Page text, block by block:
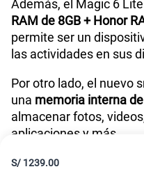
América Móvil Perú S.A.C. |
Todos los derechos
Términos y
Condiciones
Política de
Sistema de consultas
Sistema de Consulta